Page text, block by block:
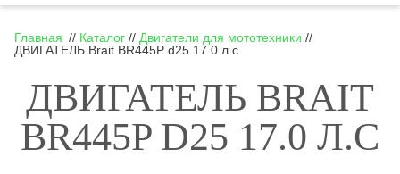
Главная // Каталог // Двигатели для мототехники //
ДВИГАТЕЛЬ Brait BR445P d25 17.0 л.с
ДВИГАТЕЛЬ BRAIT
BR445P D25 17.0 Л.С